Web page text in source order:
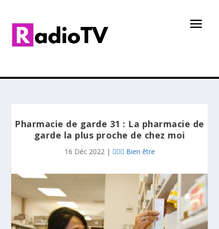
Pharmacie de garde 31 : La pharmacie de
garde la plus proche de chez moi
16 Déc 2022| 👩🏻‍⚕️ Bien être